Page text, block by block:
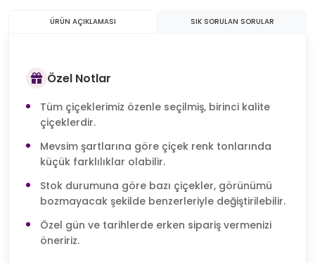
ÜRÜN AÇIKLAMASI SIK SORULAN SORULAR
Özel Notlar
Tüm çiçeklerimiz özenle seçilmiş, birinci kalite
çiçeklerdir.
Mevsim şartlarına göre çiçek renk tonlarında
küçük farklılıklar olabilir.
Stok durumuna göre bazı çiçekler, görünümü
bozmayacak şekilde benzerleriyle değiştirilebilir.
Özel gün ve tarihlerde erken sipariş vermenizi
öneririz.